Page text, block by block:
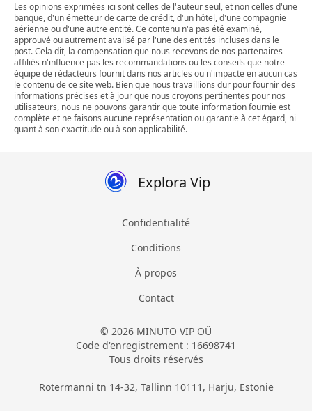
Les opinions exprimées ici sont celles de l'auteur seul, et non celles d'une
banque, d'un émetteur de carte de crédit, d'un hôtel, d'une compagnie
aérienne ou d'une autre entité. Ce contenu n'a pas été examiné,
approuvé ou autrement avalisé par l'une des entités incluses dans le
post. Cela dit, la compensation que nous recevons de nos partenaires
affiliés n'influence pas les recommandations ou les conseils que notre
équipe de rédacteurs fournit dans nos articles ou n'impacte en aucun cas
le contenu de ce site web. Bien que nous travaillions dur pour fournir des
informations précises et à jour que nous croyons pertinentes pour nos
utilisateurs, nous ne pouvons garantir que toute information fournie est
complète et ne faisons aucune représentation ou garantie à cet égard, ni
quant à son exactitude ou à son applicabilité.
Explora Vip
Confidentialité
Conditions
À propos
Contact
© 2026 MINUTO VIP OÜ
Code d'enregistrement : 16698741
Tous droits réservés
Rotermanni tn 14-32, Tallinn 10111, Harju, Estonie